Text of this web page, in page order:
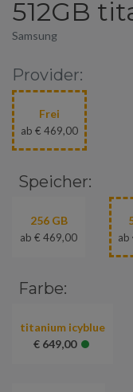
512GB
Samsung
Provider:
Frei
ab € 469,00
Speicher:
256 GB
ab € 469,00 ab
Farbe:
titanium icyblue
€ 649,00•